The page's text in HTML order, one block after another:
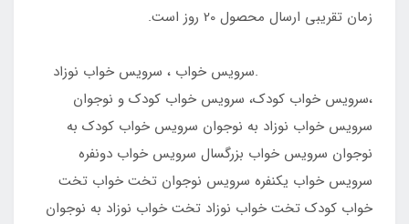
زمان تقریبی ارسال محصول 20 روز است.
.سرویس خواب ، سرویس خواب نوزاد
،سرویس خواب کودک، سرویس خواب کودک و نوجوان
سرویس خواب نوزاد به نوجوان سرویس خواب کودک به
نوجوان سرویس خواب بزرگسال سرویس خواب دونفره
سرویس خواب یکنفره سرویس نوجوان تخت خواب تخت
خواب کودک تخت خواب نوزاد تخت خواب نوزاد به نوجوان